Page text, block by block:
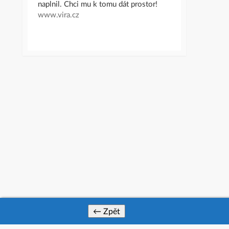
naplnil. Chci mu k tomu dát prostor!
www.vira.cz
← Zpět